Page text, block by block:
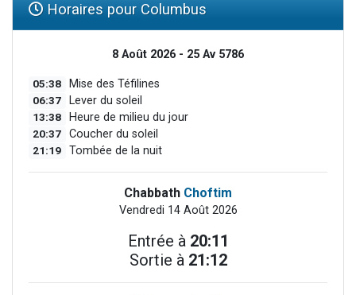
Horaires pour Columbus
8 Août 2026 - 25 Av 5786
05:38 Mise des Téfilines
06:37 Lever du soleil
13:38 Heure de milieu du jour
20:37 Coucher du soleil
21:19 Tombée de la nuit
Chabbath Choftim
Vendredi 14 Août 2026
Entrée à 20:11
Sortie à 21:12